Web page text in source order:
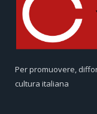
Per promuovere,
cultura italiana